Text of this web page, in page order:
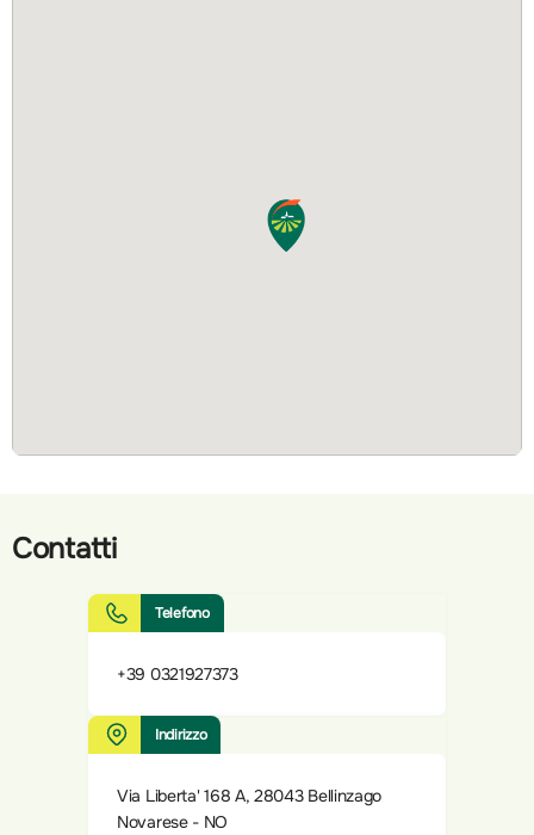
Contatti
Telefono
+39 0321927373
Indirizzo
Via Liberta' 168 A, 28043 Bellinzago
Novarese - NO